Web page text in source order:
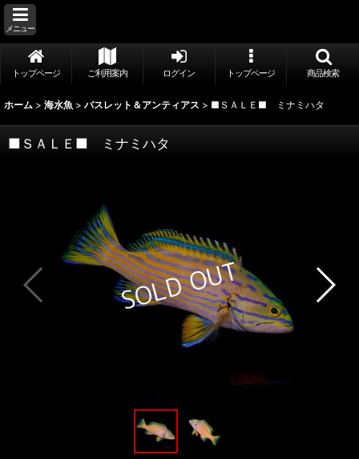
メニュー
トップページ ご利用案内 ログイン トップページ 商品検索
ホーム > 海水魚 > バスレット＆アンティアス > ■ＳＡＬＥ■ ミナミハタ
■ＳＡＬＥ■ ミナミハタ